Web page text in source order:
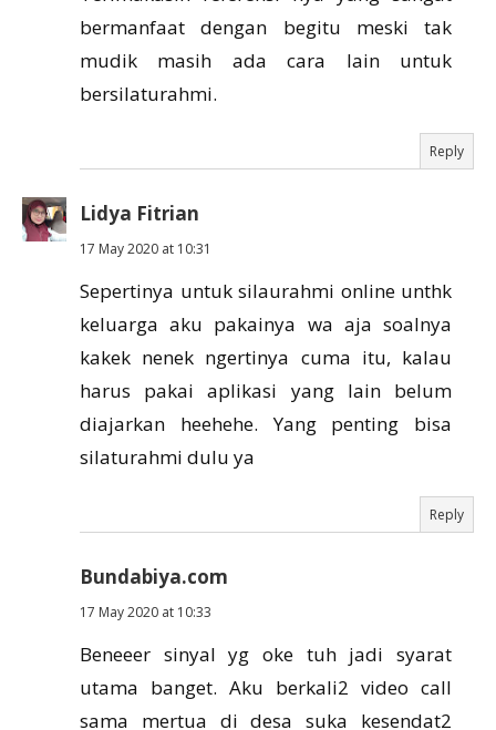
bermanfaat dengan begitu meski tak
mudik masih ada cara lain untuk
bersilaturahmi.
Reply
Lidya Fitrian
17 May 2020 at 10:31
Sepertinya untuk silaurahmi online unthk
keluarga aku pakainya wa aja soalnya
kakek nenek ngertinya cuma itu, kalau
harus pakai aplikasi yang lain belum
diajarkan heehehe. Yang penting bisa
silaturahmi dulu ya
Reply
Bundabiya.com
17 May 2020 at 10:33
Beneeer sinyal yg oke tuh jadi syarat
utama banget. Aku berkali2 video call
sama mertua di desa suka kesendat2